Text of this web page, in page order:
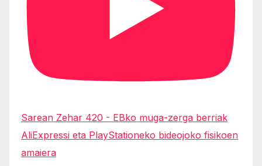
Sarean Zehar 420 - EBko muga-zerga berriak
AliExpressi eta PlayStationeko bideojoko fisikoen
amaiera